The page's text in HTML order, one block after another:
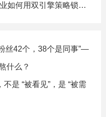
引擎策略锁定客户终身价值
丝42个，38个是同事”—
什么？
是 “被看见”，是 “被需